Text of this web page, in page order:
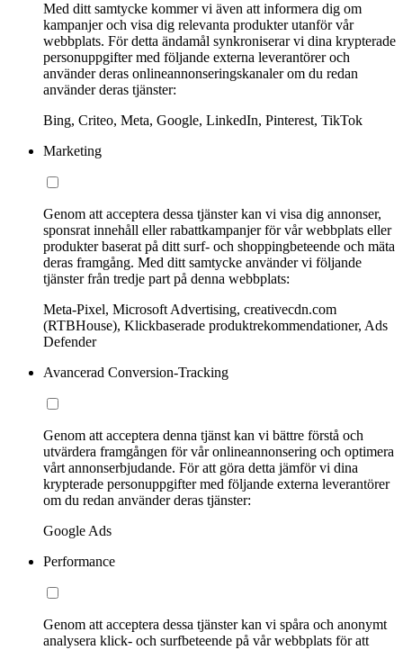
Med ditt samtycke kommer vi även att informera dig om
kampanjer och visa dig relevanta produkter utanför vår
webbplats. För detta ändamål synkroniserar vi dina krypterade
personuppgifter med följande externa leverantörer och
använder deras onlineannonseringskanaler om du redan
använder deras tjänster:
Bing, Criteo, Meta, Google, LinkedIn, Pinterest, TikTok
Marketing
Genom att acceptera dessa tjänster kan vi visa dig annonser,
sponsrat innehåll eller rabattkampanjer för vår webbplats eller
produkter baserat på ditt surf- och shoppingbeteende och mäta
deras framgång. Med ditt samtycke använder vi följande
tjänster från tredje part på denna webbplats:
Meta-Pixel, Microsoft Advertising, creativecdn.com
(RTBHouse), Klickbaserade produktrekommendationer, Ads
Defender
Avancerad Conversion-Tracking
Genom att acceptera denna tjänst kan vi bättre förstå och
utvärdera framgången för vår onlineannonsering och optimera
vårt annonserbjudande. För att göra detta jämför vi dina
krypterade personuppgifter med följande externa leverantörer
om du redan använder deras tjänster:
Google Ads
Performance
Genom att acceptera dessa tjänster kan vi spåra och anonymt
analysera klick- och surfbeteende på vår webbplats för att